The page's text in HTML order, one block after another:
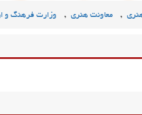
, معاونت هنری , وزارت فرهنگ و